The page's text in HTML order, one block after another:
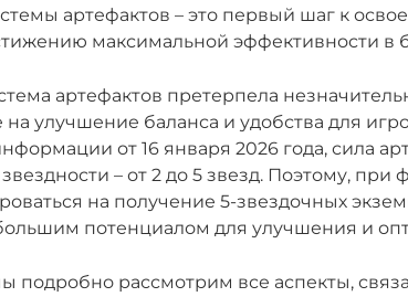
артефактов – это первый шаг к
максимальной эффективности в
артефактов претерпела
улучшение баланса и удобства для
от 16 января 2026 года, сила
звездности – от 2 до 5 звезд. Поэтому, при
на получение 5-звездочных
потенциалом для улучшения и
подробно рассмотрим все аспекты,